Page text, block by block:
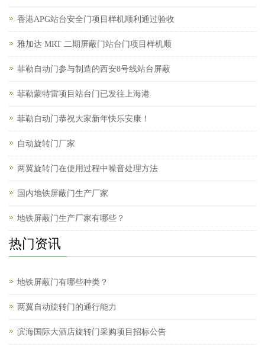
香港APG站台安全门项目样机顺利通过验收
雅加达 MRT 二期屏蔽门站台门项目样机顺
菲勒自动门参与制造的西安8号线站台屏蔽
菲勒蒙特雷项目站台门已发往上海港
菲勒自动门恭祝大家新年快乐安康！
自动旋转门厂家
两翼旋转门在使用过程中噪音处理方法
国内地铁屏蔽门生产厂家
地铁屏蔽门生产厂家有哪些？
热门资讯
地铁屏蔽门有哪些种类？
两翼自动旋转门的通行能力
滨海国际大酒店旋转门采购项目招标公告